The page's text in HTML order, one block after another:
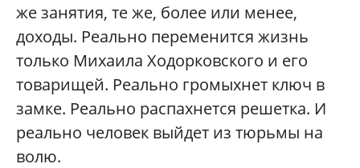
же занятия, те же, более или менее,
доходы. Реально переменится жизнь
только Михаила Ходорковского и его
товарищей. Реально громыхнет ключ в
замке. Реально распахнется решетка. И
реально человек выйдет из тюрьмы на
волю.